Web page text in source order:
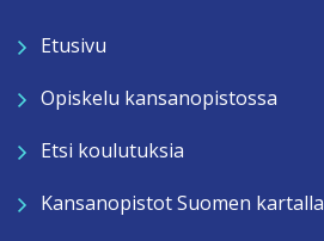
Etusivu
Opiskelu kansanopistossa
Etsi koulutuksia
Kansanopistot Suomen kartalla